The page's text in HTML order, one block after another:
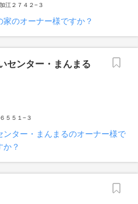
江２７４２−３
のオーナー様ですか？
センター・まんまる
５５１−３
ター・まんまるのオーナー様で
か？